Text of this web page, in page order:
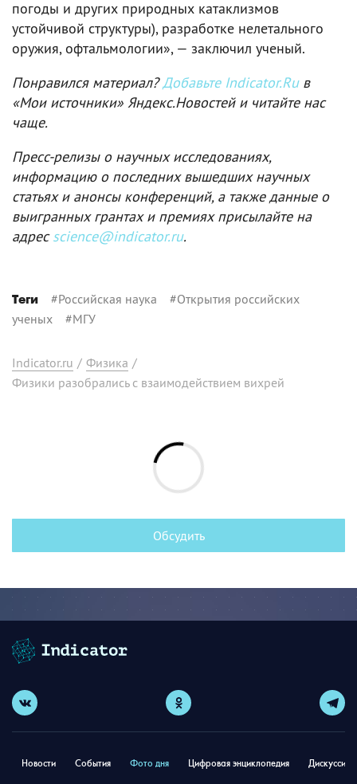
погоды и других природных катаклизмов
устойчивой структуры), разработке нелетального
оружия, офтальмологии», — заключил ученый.
Понравился материал?Добавьте Indicator.Ruв
«Мои источники» Яндекс.Новостей и читайте нас
чаще.
Пресс-релизы о научных исследованиях,
информацию о последних вышедших научных
статьях и анонсы конференций, а также данные о
выигранных грантах и премиях присылайте на
адресscience@indicator.ru.
Теги #Российская наука #Открытия российских
ученых #МГУ
Indicator.ru / Физика /
Физики разобрались с взаимодействием вихрей
Обсудить
Новости События Фото дня Цифровая энциклопедия